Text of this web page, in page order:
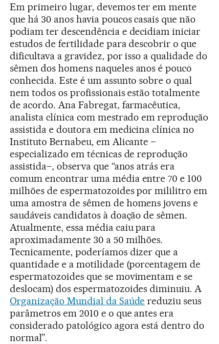
Em primeiro lugar, devemos ter em mente
que há 30 anos havia poucos casais que não
podiam ter descendência e decidiam iniciar
estudos de fertilidade para descobrir o que
dificultava a gravidez, por isso a qualidade do
sêmen dos homens naqueles anos é pouco
conhecida. Este é um assunto sobre o qual
nem todos os profissionais estão totalmente
de acordo. Ana Fabregat, farmacêutica,
analista clínica com mestrado em reprodução
assistida e doutora em medicina clínica no
Instituto Bernabeu, em Alicante –
especializado em técnicas de reprodução
assistida–, observa que “anos atrás era
comum encontrar uma média entre 70 e 100
milhões de espermatozoides por mililitro em
uma amostra de sêmen de homens jovens e
saudáveis candidatos à doação de sêmen.
Atualmente, essa média caiu para
aproximadamente 30 a 50 milhões.
Tecnicamente, poderíamos dizer que a
quantidade e a motilidade (porcentagem de
espermatozoides que se movimentam e se
deslocam) dos espermatozoides diminuiu. A
Organização Mundial da Saúde reduziu seus
parâmetros em 2010 e o que antes era
considerado patológico agora está dentro do
normal”.